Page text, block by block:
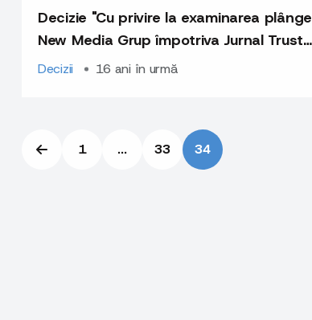
Decizie "Cu privire la examinarea
New Media Grup împotriva Jurnal Trust
Media"
Decizii 16 ani în urmă
1 ... 33 34